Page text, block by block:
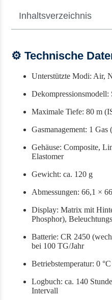
Inhaltsverzeichnis
⚙️ Technische
Unterstützte Modi: Air,
Maximale Tiefe: 80 m
Gasmanagement: 1 Gas
Gehäuse: Composite,
Elastomer
Gewicht: ca. 120 g
Abmessungen: 66,1 ×
Display: Matrix mit
Phosphor),
Batterie: CR 2450
bei 100 TG/Jahr
Betriebstemperatur: 0
Logbuch: ca. 140
Intervall